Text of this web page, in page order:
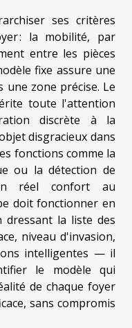
ses critères
: la mobilité, par
entre les pièces
fixe assure une
zone précise. Le
toute l'attention
discrète à la
disgracieux dans
fonctions comme la
ou la détection de
réel confort au
doit fonctionner en
dressant la liste des
niveau d'invasion,
intelligentes — il
le modèle qui
de chaque foyer
sans compromis